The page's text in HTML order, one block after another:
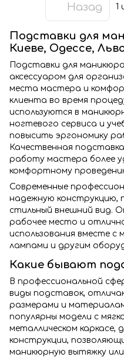
Назад 1
Подставки для
Киеве, Одессе,
Подставки для
аксессуаром для
места мастера и
клиента во время
используются в
ногтевого сервиса и
повысить эргономику
Качественная
работу мастера более
комфортному
Современные
надежную конструкцию,
стильный внешний вид.
рабочее место и
использования вместе
лампами и другим
Какие бывают
В профессиональной
виды подставок,
размерами и
популярны модели с
металлическом каркасе,
конструкции,
маникюрную вытяжку